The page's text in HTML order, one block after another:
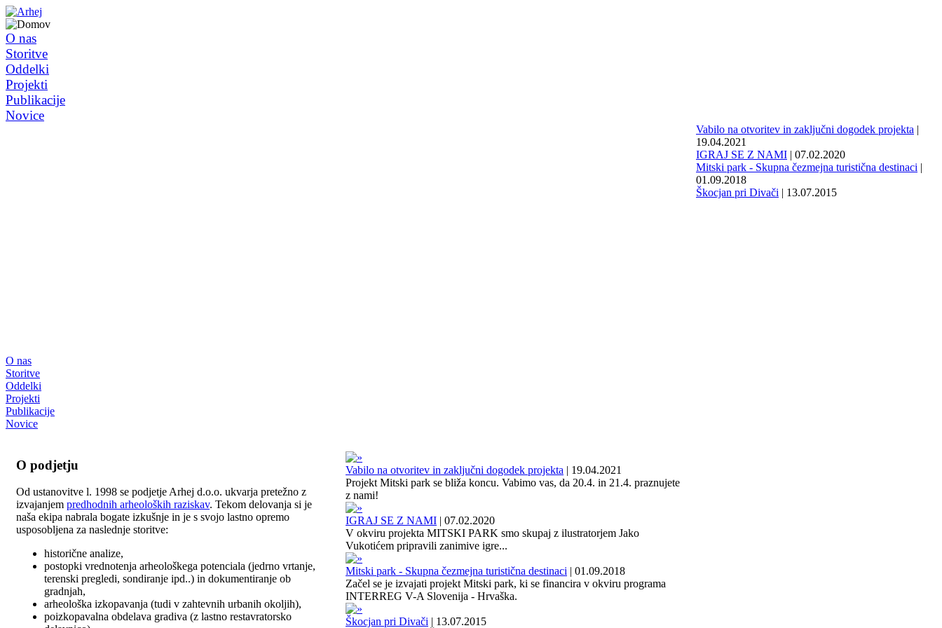
O nas
Storitve
Oddelki
Projekti
Publikacije
Novice
O nas
Storitve
Oddelki
Projekti
Publikacije
Novice
Vabilo na otvoritev in zaključni dogodek projekta |
19.04.2021
IGRAJ SE Z NAMI | 07.02.2020
Mitski park - Skupna čezmejna turistična destinaci |
01.09.2018
Škocjan pri Divači | 13.07.2015
O podjetju
Od ustanovitve l. 1998 se podjetje Arhej d.o.o. ukvarja pretežno z
izvajanjem predhodnih arheoloških raziskav. Tekom delovanja si je
naša ekipa nabrala bogate izkušnje in je s svojo lastno opremo
usposobljena za naslednje storitve:
historične analize,
postopki vrednotenja arheološkega potenciala (jedrno vrtanje,
terenski pregledi, sondiranje ipd..) in dokumentiranje ob
gradnjah,
arheološka izkopavanja (tudi v zahtevnih urbanih okoljih),
poizkopavalna obdelava gradiva (z lastno restavratorsko
Vabilo na otvoritev in zaključni dogodek projekta | 19.04.2021
Projekt Mitski park se bliža koncu. Vabimo vas, da 20.4. in 21.4. praznujete
z nami!
IGRAJ SE Z NAMI | 07.02.2020
V okviru projekta MITSKI PARK smo skupaj z ilustratorjem Jako
Vukotićem pripravili zanimive igre...
Mitski park - Skupna čezmejna turistična destinaci | 01.09.2018
Začel se je izvajati projekt Mitski park, ki se financira v okviru programa
INTERREG V-A Slovenija - Hrvaška.
Škocjan pri Divači | 13.07.2015